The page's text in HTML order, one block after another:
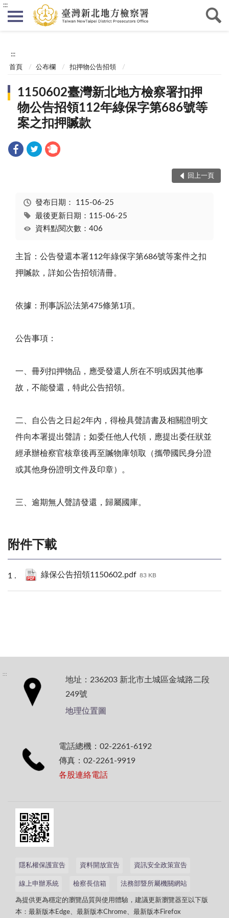
:::
:::
首頁 公布欄 扣押物公告招領
1150602臺灣新北地方檢察署扣押
物公告招領112年綠保字第686號等
案之扣押贓款
回上一頁
發布日期： 115-06-25
最後更新日期：115-06-25
資料點閱次數：406
主旨：公告發還本署112年綠保字第686號等案件之扣
押贓款，詳如公告招領清冊。
依據：刑事訴訟法第475條第1 項。
公告事項：
一、冊列扣押物品，應受發還人所在不明或因其他事
故，不能發還，特此公告招領。
二、自公告之日起2年內，得檢具聲請書及相關證明文
件向本署提出聲請；如委任他人代領，應提出委任狀並
經承辦檢察官核章後再至贓物庫領取（攜帶國民身分證
或其他身份證明文件及印章）。
三、逾期無人聲請發還，歸屬國庫。
附件下載
綠保公告招領1150602.pdf 83 KB
:::
地址：236203 新北市土城區金城路二段
249號
地理位置圖
電話總機：02-2261-6192
傳真：02-2261-9919
各股連絡電話
隱私權保護宣告 資料開放宣告 資訊安全政策宣告
線上申辦系統 檢察長信箱 法務部暨所屬機關網站
為提供更為穩定的瀏覽品質與使用體驗，建議更新瀏覽器至以下版
本：最新版本Edge、最新版本Chrome、最新版本Firefox